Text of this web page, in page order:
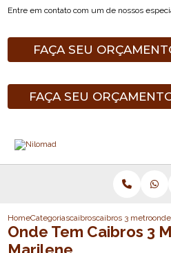
Entre em contato com um de nossos
FAÇA SEU
FAÇA SEU
HomeCategoriascaibroscaibros 3 metros
Onde Tem Caibros 3